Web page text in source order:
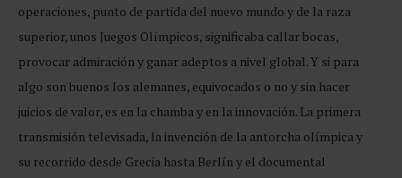
operaciones, punto de partida del nuevo mundo y de la raza
superior, unos Juegos Olímpicos, significaba callar bocas,
provocar admiración y ganar adeptos a nivel global. Y si para
algo son buenos los alemanes, equivocados o no y sin hacer
juicios de valor, es en la chamba y en la innovación. La primera
transmisión televisada, la invención de la antorcha olímpica y
su recorrido desde Grecia hasta Berlín y el documental